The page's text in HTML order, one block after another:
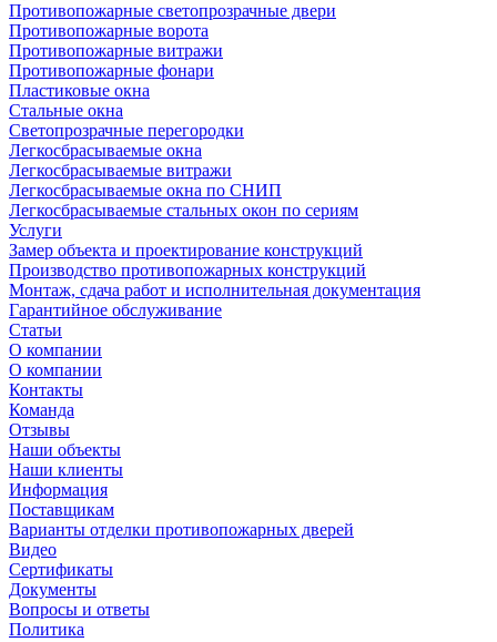
Противопожарные светопрозрачные двери
Противопожарные ворота
Противопожарные витражи
Противопожарные фонари
Пластиковые окна
Стальные окна
Светопрозрачные перегородки
Легкосбрасываемые окна
Легкосбрасываемые витражи
Легкосбрасываемые окна по СНИП
Легкосбрасываемые стальных окон по сериям
Услуги
Замер объекта и проектирование конструкций
Производство противопожарных конструкций
Монтаж, сдача работ и исполнительная документация
Гарантийное обслуживание
Статьи
О компании
О компании
Контакты
Команда
Отзывы
Наши объекты
Наши клиенты
Информация
Поставщикам
Варианты отделки противопожарных дверей
Видео
Сертификаты
Документы
Вопросы и ответы
Политика